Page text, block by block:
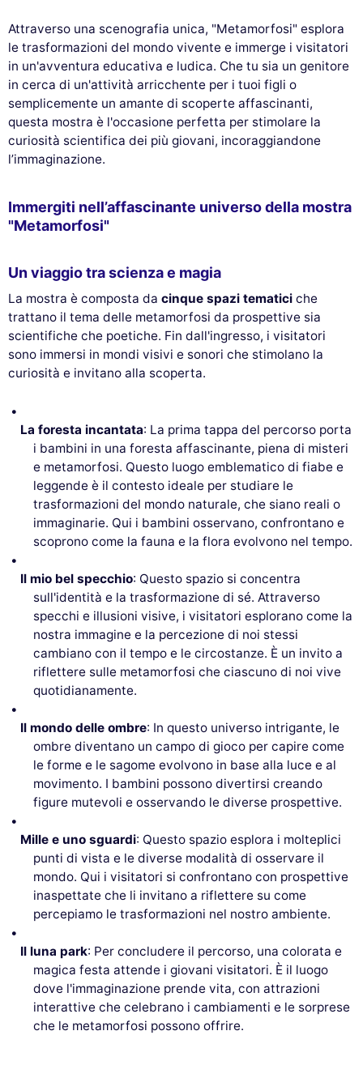
Attraverso una scenografia unica, "Metamorfosi" esplora
le trasformazioni del mondo vivente e immerge i visitatori
in un'avventura educativa e ludica. Che tu sia un genitore
in cerca di un'attività arricchente per i tuoi figli o
semplicemente un amante di scoperte affascinanti,
questa mostra è l'occasione perfetta per stimolare la
curiosità scientifica dei più giovani, incoraggiandone
l’immaginazione.
Immergiti nell’affascinante universo della mostra
"Metamorfosi"
Un viaggio tra scienza e magia
La mostra è composta da cinque spazi tematici che
trattano il tema delle metamorfosi da prospettive sia
scientifiche che poetiche. Fin dall'ingresso, i visitatori
sono immersi in mondi visivi e sonori che stimolano la
curiosità e invitano alla scoperta.
La foresta incantata: La prima tappa del percorso porta
i bambini in una foresta affascinante, piena di misteri
e metamorfosi. Questo luogo emblematico di fiabe e
leggende è il contesto ideale per studiare le
trasformazioni del mondo naturale, che siano reali o
immaginarie. Qui i bambini osservano, confrontano e
scoprono come la fauna e la flora evolvono nel tempo.
Il mio bel specchio: Questo spazio si concentra
sull'identità e la trasformazione di sé. Attraverso
specchi e illusioni visive, i visitatori esplorano come la
nostra immagine e la percezione di noi stessi
cambiano con il tempo e le circostanze. È un invito a
riflettere sulle metamorfosi che ciascuno di noi vive
quotidianamente.
Il mondo delle ombre: In questo universo intrigante, le
ombre diventano un campo di gioco per capire come
le forme e le sagome evolvono in base alla luce e al
movimento. I bambini possono divertirsi creando
figure mutevoli e osservando le diverse prospettive.
Mille e uno sguardi: Questo spazio esplora i molteplici
punti di vista e le diverse modalità di osservare il
mondo. Qui i visitatori si confrontano con prospettive
inaspettate che li invitano a riflettere su come
percepiamo le trasformazioni nel nostro ambiente.
Il luna park: Per concludere il percorso, una colorata e
magica festa attende i giovani visitatori. È il luogo
dove l'immaginazione prende vita, con attrazioni
interattive che celebrano i cambiamenti e le sorprese
che le metamorfosi possono offrire.